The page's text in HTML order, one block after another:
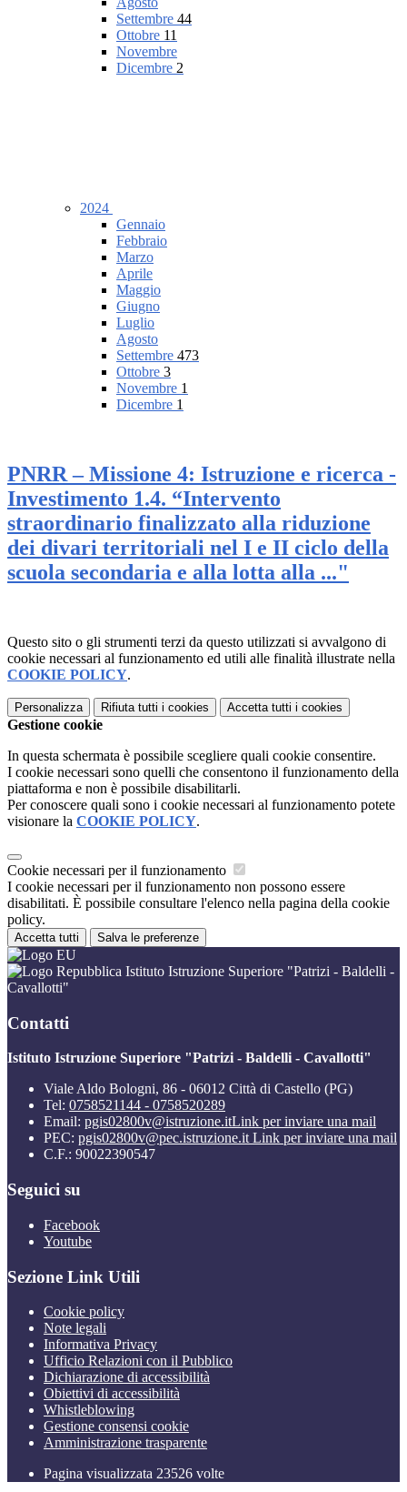
Settembre 44
Ottobre 11
Novembre
Dicembre 2
2024
Gennaio
Febbraio
Marzo
Aprile
Maggio
Giugno
Luglio
Agosto
Settembre 473
Ottobre 3
Novembre 1
Dicembre 1
PNRR – Missione 4: Istruzione e ricerca -
Investimento 1.4. “Intervento
straordinario finalizzato alla riduzione
dei divari territoriali nel I e II ciclo della
scuola secondaria e alla lotta alla ..."
Questo sito o gli strumenti terzi da questo utilizzati si avvalgono di
cookie necessari al funzionamento ed utili alle finalità illustrate nella
COOKIE POLICY.
Personalizza Rifiuta tutti i cookies Accetta tutti i cookies
Gestione cookie
In questa schermata è possibile scegliere quali cookie consentire.
I cookie necessari sono quelli che consentono il funzionamento della
piattaforma e non è possibile disabilitarli.
Per conoscere quali sono i cookie necessari al funzionamento potete
visionare la COOKIE POLICY.
Cookie necessari per il funzionamento
I cookie necessari per il funzionamento non possono essere
disabilitati. È possibile consultare l'elenco nella pagina della cookie
policy.
Accetta tutti Salva le preferenze
Istituto Istruzione Superiore "Patrizi - Baldelli -
Cavallotti"
Contatti
Istituto Istruzione Superiore "Patrizi - Baldelli - Cavallotti"
Viale Aldo Bologni, 86 - 06012 Città di Castello (PG)
Tel: 0758521144 - 0758520289
Email: pgis02800v@istruzione.itLink per inviare una mail
PEC: pgis02800v@pec.istruzione.it Link per inviare una mail
C.F.: 90022390547
Seguici su
Facebook
Youtube
Sezione Link Utili
Cookie policy
Note legali
Informativa Privacy
Ufficio Relazioni con il Pubblico
Dichiarazione di accessibilità
Obiettivi di accessibilità
Whistleblowing
Gestione consensi cookie
Amministrazione trasparente
Pagina visualizzata 23526 volte